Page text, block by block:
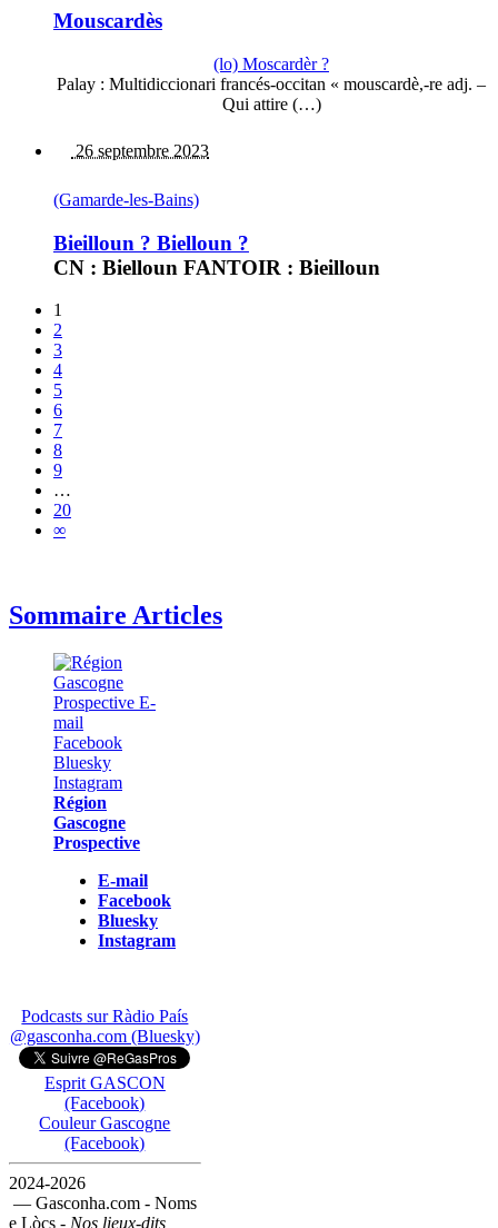
Mouscardès
(lo) Moscardèr ?
Palay : Multidiccionari francés-occitan « mouscardè,-re adj. –
Qui attire (…)
26 septembre 2023
(Gamarde-les-Bains)
Bieilloun ? Bielloun ?
CN : Bielloun FANTOIR : Bieilloun
1
2
3
4
5
6
7
8
9
…
20
∞
Sommaire Articles
Région
Gascogne
Prospective
E-mail
Facebook
Bluesky
Instagram
Podcasts sur Ràdio País
@gasconha.com (Bluesky)
Esprit GASCON
(Facebook)
Couleur Gascogne
(Facebook)
2024-2026
— Gasconha.com - Noms
e Lòcs - Nos lieux-dits